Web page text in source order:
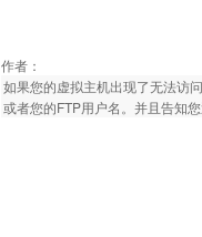
作者：
如果您的虚拟主机出现了无法访
或者您的FTP用户名。并且告知